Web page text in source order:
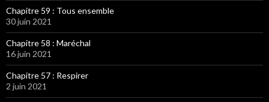
Chapitre 59 : Tous ensemble
30 juin 2021
Chapitre 58 : Maréchal
16 juin 2021
Chapitre 57 : Respirer
2 juin 2021